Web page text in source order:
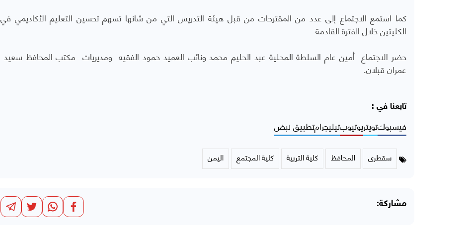
كما استمع الاجتماع إلى عدد من المقترحات من قبل هيئة التدريس التي من شانها تسهم تحسين التعليم الأكاديمي في
الكليتين خلال الفترة القادمة
حضر الاجتماع أمين عام السلطة المحلية عبد الحليم محمد ونائب العميد حمود الفقيه ومديريات مكتب المحافظ سعيد
عمران قبلان.
تابعنا في :
فيسبوكتويتريوتيوبتيليجرامتطبيق نبض
سقطرى المحافظ كلية التربية كلية المجتمع اليمن
مشاركة: